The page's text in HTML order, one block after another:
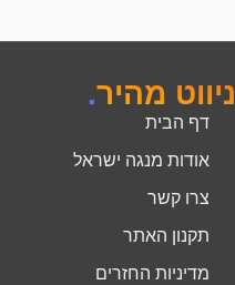
ניווט מהיר.
דף הבית
אודות מנגה ישראל
צרו קשר
תקנון האתר
מדיניות החזרים